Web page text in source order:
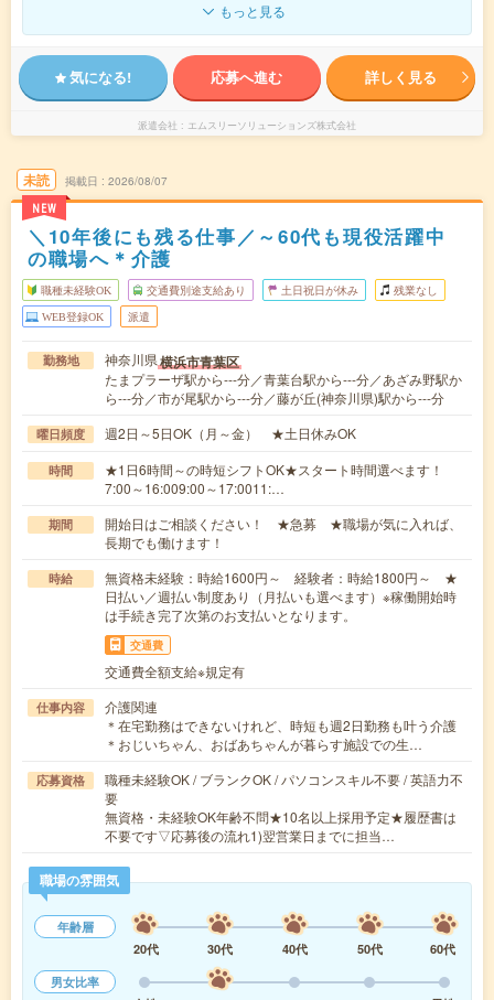
もっと見る
気になる! 応募へ進む 詳しく見る
派遣会社 エムスリーソリューションズ株式会社
未読
NEW
掲載日 2026/08/07
＼10年後にも残る仕事／～60代も現役活躍中
の職場へ＊介護
職種未経験OK 交通費別途支給あり 土日祝日が休み 残業なし
WEB登録OK 派遣
勤務地 神奈川県横浜市青葉区
たまプラーザ駅から---分／青葉台駅から---分／あざみ野駅か
ら---分／市が尾駅から---分／藤が丘(神奈川県)駅から---分
曜日頻度 週2日～5日OK（月～金） ★土日休みOK
時間
★1日6時間～の時短シフトOK★スタート時間選べます！
7:00～16:009:00～17:0011:…
期間
開始日はご相談ください！ ★急募 ★職場が気に入れば、
長期でも働けます！
時給
無資格未経験：時給1600円～ 経験者：時給1800円～ ★
日払い／週払い制度あり（月払いも選べます）※稼働開始時
は手続き完了次第のお支払いとなります。
交通費
交通費全額支給※規定有
仕事内容
介護関連
＊在宅勤務はできないけれど、時短も週2日勤務も叶う介護
＊おじいちゃん、おばあちゃんが暮らす施設での生…
応募資格
職種未経験OK / ブランクOK / パソコンスキル不要 / 英語力不
要
無資格・未経験OK年齢不問★10名以上採用予定★履歴書は
不要です▽応募後の流れ1)翌営業日までに担当…
職場の雰囲気
年齢層
20代
30代 40代 50代
60代
男女比率